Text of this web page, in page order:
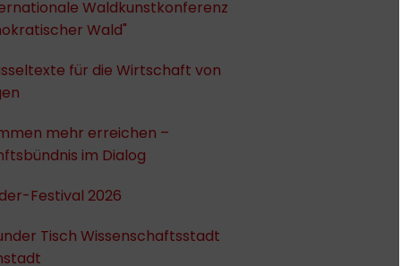
Waldkunstkonferenz
Wald"
für die Wirtschaft von
mehr erreichen –
im Dialog
Festival 2026
Tisch Wissenschaftsstadt